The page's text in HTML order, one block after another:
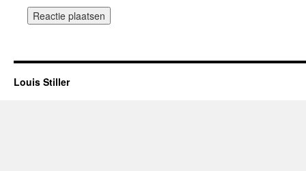
Louis Stiller